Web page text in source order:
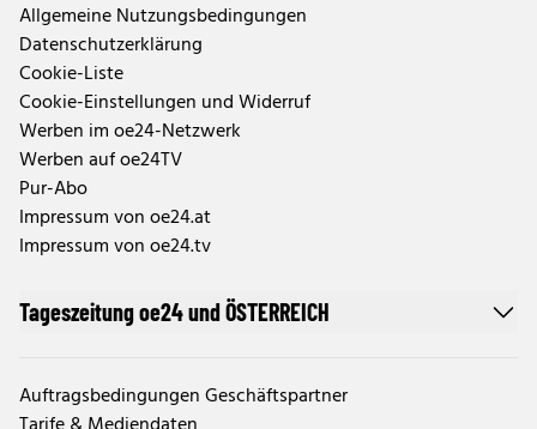
Allgemeine Nutzungsbedingungen
Datenschutzerklärung
Cookie-Liste
Cookie-Einstellungen und Widerruf
Werben im oe24-Netzwerk
Werben auf oe24TV
Pur-Abo
Impressum von oe24.at
Impressum von oe24.tv
Tageszeitung oe24 und ÖSTERREICH
Auftragsbedingungen Geschäftspartner